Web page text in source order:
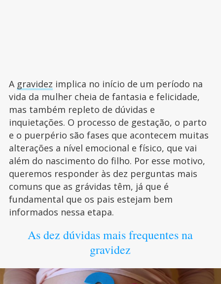
A gravidez implica no início de um período na
vida da mulher cheia de fantasia e felicidade,
mas também repleto de dúvidas e
inquietações. O processo de gestação, o parto
e o puerpério são fases que acontecem muitas
alterações a nível emocional e físico, que vai
além do nascimento do filho. Por esse motivo,
queremos responder às dez perguntas mais
comuns que as grávidas têm, já que é
fundamental que os pais estejam bem
informados nessa etapa.
As dez dúvidas mais frequentes na
gravidez